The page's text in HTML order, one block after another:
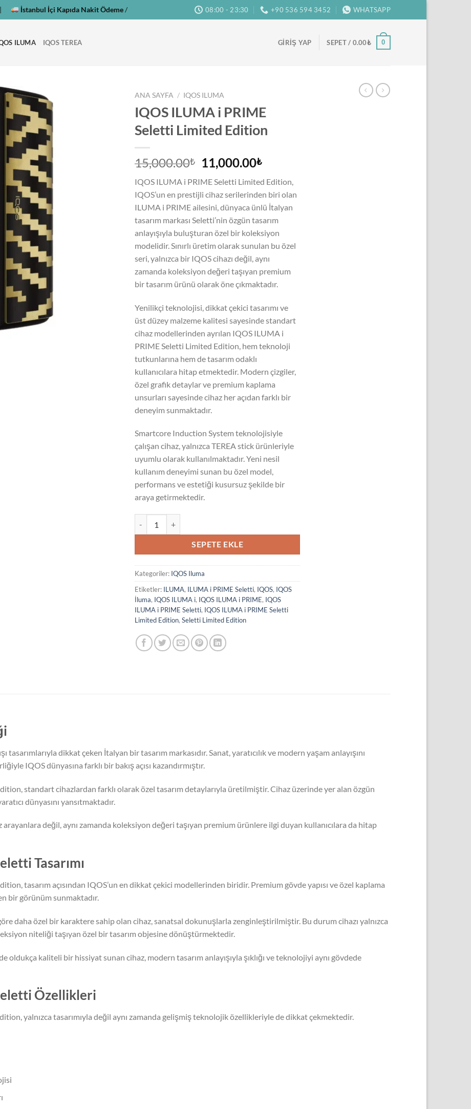
| İstanbul İçi Kapıda Nakit Ödeme/ 08:00 - 23:30 +90 536 594 3452 WHATSAPP
ILUMA IQOS TEREA GIRIŞ YAP SEPET / 0.00₺ 0
ANA SAYFA / IQOS ILUMA
IQOS ILUMA i PRIME
Seletti Limited Edition
15,000.00₺
Orijinal
fiyat:
15,000.00₺.
11,000.00₺Şu
fiyat:
11,000.00₺.
IQOS ILUMA i PRIME Seletti Limited Edition,
IQOS’un en prestijli cihaz serilerinden biri olan
ILUMA i PRIME ailesini, dünyaca ünlü İtalyan
tasarım markası Seletti’nin özgün tasarım
anlayışıyla buluşturan özel bir koleksiyon
modelidir. Sınırlı üretim olarak sunulan bu özel
seri, yalnızca bir IQOS cihazı değil, aynı
zamanda koleksiyon değeri taşıyan premium
bir tasarım ürünü olarak öne çıkmaktadır.
Yenilikçi teknolojisi, dikkat çekici tasarımı ve
üst düzey malzeme kalitesi sayesinde standart
cihaz modellerinden ayrılan IQOS ILUMA i
PRIME Seletti Limited Edition, hem teknoloji
tutkunlarına hem de tasarım odaklı
kullanıcılara hitap etmektedir. Modern çizgiler,
özel grafik detaylar ve premium kaplama
unsurları sayesinde cihaz her açıdan farklı bir
deneyim sunmaktadır.
Smartcore Induction System teknolojisiyle
çalışan cihaz, yalnızca TEREA stick ürünleriyle
uyumlu olarak kullanılmaktadır. Yeni nesil
kullanım deneyimi sunan bu özel model,
performans ve estetiği kusursuz şekilde bir
araya getirmektedir.
SEPETE EKLE
Kategoriler: IQOS Iluma
Etiketler: ILUMA, ILUMA i PRIME Seletti, IQOS, IQOS
İluma, IQOS ILUMA i, IQOS ILUMA i PRIME, IQOS
ILUMA i PRIME Seletti, IQOS ILUMA i PRIME Seletti
Limited Edition, Seletti Limited Edition
tasarımlarıyla dikkat çeken İtalyan bir tasarım markasıdır. Sanat, yaratıcılık ve modern yaşam anlayışını
IQOS dünyasına farklı bir bakış açısı kazandırmıştır.
standart cihazlardan farklı olarak özel tasarım detaylarıyla üretilmiştir. Cihaz üzerinde yer alan özgün
dünyasını yansıtmaktadır.
değil, aynı zamanda koleksiyon değeri taşıyan premium ürünlere ilgi duyan kullanıcılara da hitap
Tasarımı
tasarım açısından IQOS’un en dikkat çekici modellerinden biridir. Premium gövde yapısı ve özel kaplama
bir görünüm sunmaktadır.
daha özel bir karaktere sahip olan cihaz, sanatsal dokunuşlarla zenginleştirilmiştir. Bu durum cihazı yalnızca
niteliği taşıyan özel bir tasarım objesine dönüştürmektedir.
oldukça kaliteli bir hissiyat sunan cihaz, modern tasarım anlayışıyla şıklığı ve teknolojiyi aynı gövdede
Özellikleri
yalnızca tasarımıyla değil aynı zamanda gelişmiş teknolojik özellikleriyle de dikkat çekmektedir.